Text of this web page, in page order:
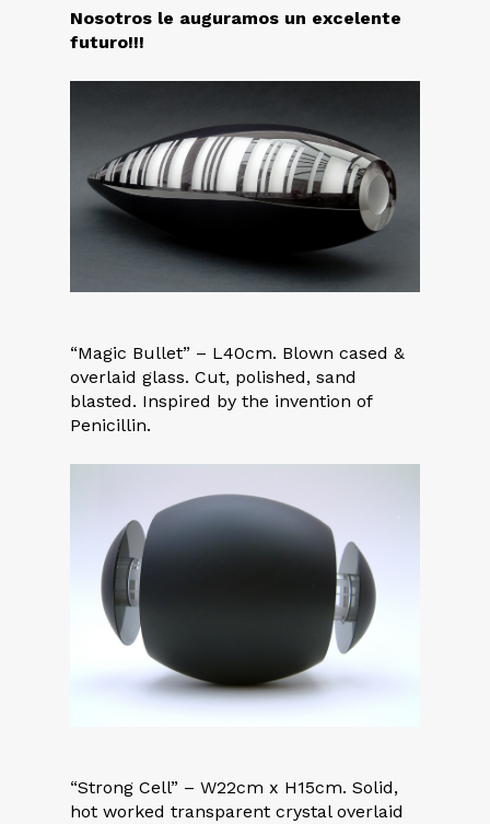
Nosotros le auguramos un excelente
futuro!!!
“Magic Bullet” – L40cm. Blown cased &
overlaid glass. Cut, polished, sand
blasted. Inspired by the invention of
Penicillin.
“Strong Cell” – W22cm x H15cm. Solid,
hot worked transparent crystal overlaid